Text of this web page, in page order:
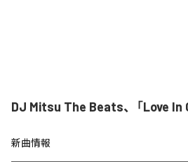
DJ Mitsu The Beats、「Love In
新曲情報